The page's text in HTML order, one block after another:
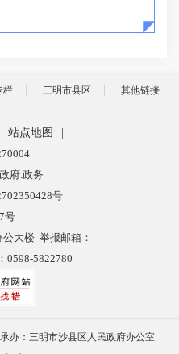
栏 三明市县区 其他链接
站点地图
府.政务
号
号
大楼 举报邮箱：
0598-5822780
办：三明市沙县区人民政府办公室